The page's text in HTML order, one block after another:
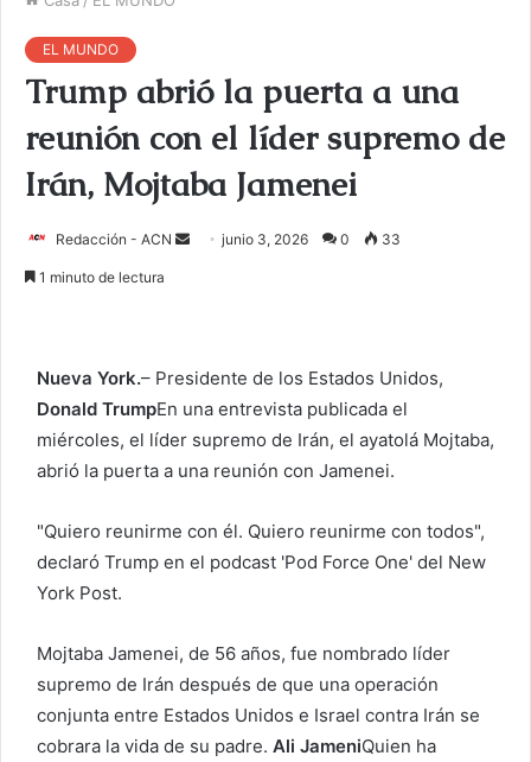
EL MUNDO
Trump abrió la puerta a una
reunión con el líder supremo de
Irán, Mojtaba Jamenei
Redacción - ACN
r
u
n
c
r
l
e
c
t
junio 3, 2026 0 33
1 minuto de lectura
Nueva York.– Presidente de los Estados Unidos,
Donald TrumpEn una entrevista publicada el
miércoles, el líder supremo de Irán, el ayatolá Mojtaba,
abrió la puerta a una reunión con Jamenei.
"Quiero reunirme con él. Quiero reunirme con todos",
declaró Trump en el podcast 'Pod Force One' del New
York Post.
Mojtaba Jamenei, de 56 años, fue nombrado líder
supremo de Irán después de que una operación
conjunta entre Estados Unidos e Israel contra Irán se
cobrara la vida de su padre. Ali JameniQuien ha